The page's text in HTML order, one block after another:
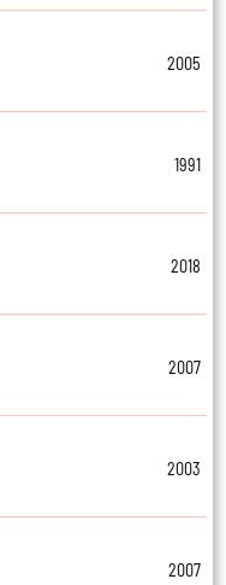
2005
1991
2018
2007
2003
2007